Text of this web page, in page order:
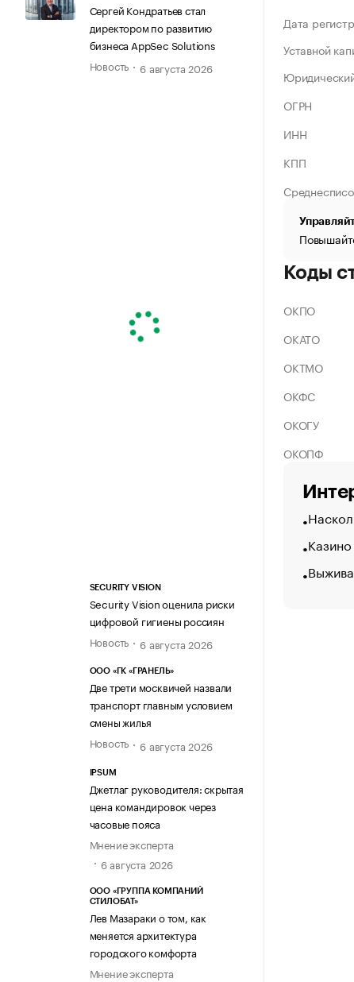
Сергей Кондратьев стал
директором по развитию
бизнеса AppSec Solutions
Новость
6 августа 2026
SECURITY VISION
Security Vision оценила риски
цифровой гигиены россиян
Новость
6 августа 2026
ООО «ГК «ГРАНЕЛЬ»
Две трети москвичей назвали
транспорт главным условием
смены жилья
Новость
6 августа 2026
IPSUM
Джетлаг руководителя: скрытая
цена командировок через
часовые пояса
Мнение эксперта
6 августа 2026
ООО «ГРУППА КОМПАНИЙ
СТИЛОБАТ»
Лев Мазараки о том, как
меняется архитектура
городского комфорта
Мнение эксперта
Дата
Уставной
ОГРН
ИНН
КПП
Коды
ОКПО
ОКАТО
ОКТМО
ОКФС
ОКОГУ
ОКОПФ